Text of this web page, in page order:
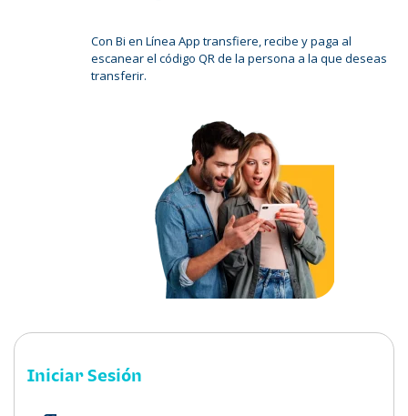
Con Bi en Línea App transfiere, recibe y paga al
escanear el código QR de la persona a la que deseas
transferir.
Iniciar Sesión